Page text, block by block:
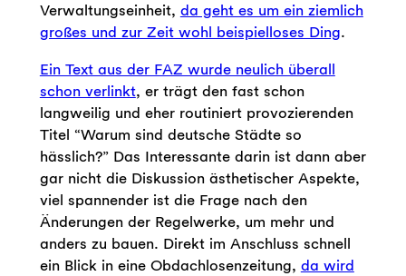
Verwaltungseinheit, da geht es um ein ziemlich
großes und zur Zeit wohl beispielloses Ding.
Ein Text aus der FAZ wurde neulich überall
schon verlinkt, er trägt den fast schon
langweilig und eher routiniert provozierenden
Titel “Warum sind deutsche Städte so
hässlich?” Das Interessante darin ist dann aber
gar nicht die Diskussion ästhetischer Aspekte,
viel spannender ist die Frage nach den
Änderungen der Regelwerke, um mehr und
anders zu bauen. Direkt im Anschluss schnell
ein Blick in eine Obdachlosenzeitung, da wird